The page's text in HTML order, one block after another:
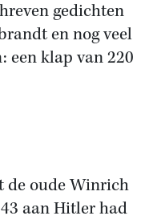
gedichten
en nog veel
een klap van 220
de oude Winrich
aan Hitler had